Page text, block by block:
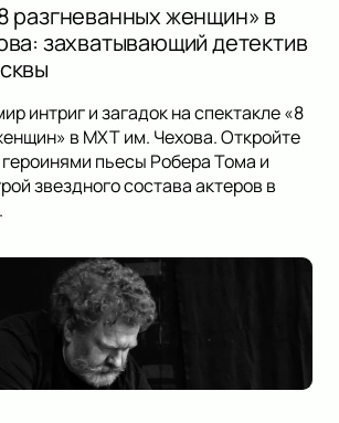
разгневанных женщин» в
захватывающий детектив
интриг и загадок на спектакле «8
в МХТ им. Чехова. Откройте
пьесы Робера Тома и
звездного состава актеров в